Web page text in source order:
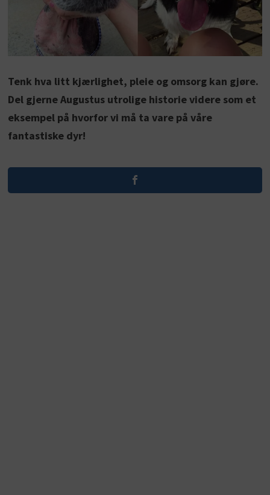
Tenk hva litt kjærlighet, pleie og omsorg kan gjøre.
Del gjerne Augustus utrolige historie videre som et
eksempel på hvorfor vi må ta vare på våre
fantastiske dyr!